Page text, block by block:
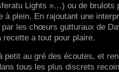
Lights »…) ou de brulots
plein. En rajoutant une
les chœurs gutturaux de
a tout pour plaire.
au gré des écoutes, et
tous les plus discrets